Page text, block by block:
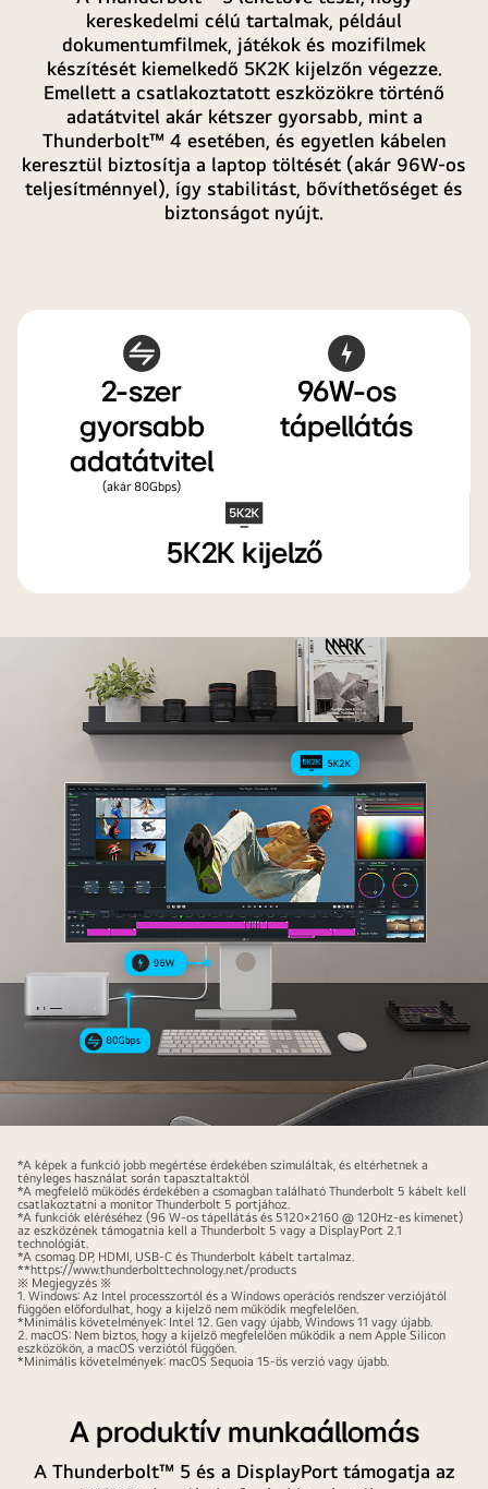
kereskedelmi célú tartalmak, például
dokumentumfilmek, játékok és mozifilmek
készítését kiemelkedő 5K2K kijelzőn végezze.
Emellett a csatlakoztatott eszközökre történő
adatátvitel akár kétszer gyorsabb, mint a
Thunderbolt™ 4 esetében, és egyetlen kábelen
keresztül biztosítja a laptop töltését (akár 96W-os
teljesítménnyel), így stabilitást, bővíthetőséget és
biztonságot nyújt.
2-szer
gyorsabb
adatátvitel
(akár 80Gbps)
96W-os
tápellátás
5K2K kijelző
program
képernyőjét
mutató
UltraFine
monitor
egy
PC
kábelekkel
*A képek a funkció jobb megértése érdekében szimuláltak, és eltérhetnek a
tényleges használat során tapasztaltaktól
*A megfelelő működés érdekében a csomagban található Thunderbolt 5 kábelt kell
csatlakoztatni a monitor Thunderbolt 5 portjához.
*A funkciók eléréséhez (96 W-os tápellátás és 5120×2160 @ 120Hz-es kimenet)
az eszközének támogatnia kell a Thunderbolt 5 vagy a DisplayPort 2.1
technológiát.
*A csomag DP, HDMI, USB-C és Thunderbolt kábelt tartalmaz.
**https://www.thunderbolttechnology.net/products
※ Megjegyzés ※
1. Windows: Az Intel processzortól és a Windows operációs rendszer verziójától
függően előfordulhat, hogy a kijelző nem működik megfelelően.
*Minimális követelmények: Intel 12. Gen vagy újabb, Windows 11 vagy újabb.
2. macOS: Nem biztos, hogy a kijelző megfelelően működik a nem Apple Silicon
eszközökön, a macOS verziótól függően.
*Minimális követelmények: macOS Sequoia 15-ös verzió vagy újabb.
A produktív munkaállomás
A Thunderbolt™ 5 és a DisplayPort támogatja az